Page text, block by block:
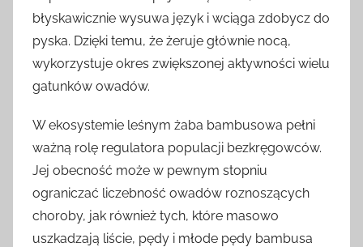
błyskawicznie wysuwa język i wciąga zdobycz do
pyska. Dzięki temu, że żeruje głównie nocą,
wykorzystuje okres zwiększonej aktywności wielu
gatunków owadów.
W ekosystemie leśnym żaba bambusowa pełni
ważną rolę regulatora populacji bezkręgowców.
Jej obecność może w pewnym stopniu
ograniczać liczebność owadów roznoszących
choroby, jak również tych, które masowo
uszkadzają liście, pędy i młode pędy bambusa